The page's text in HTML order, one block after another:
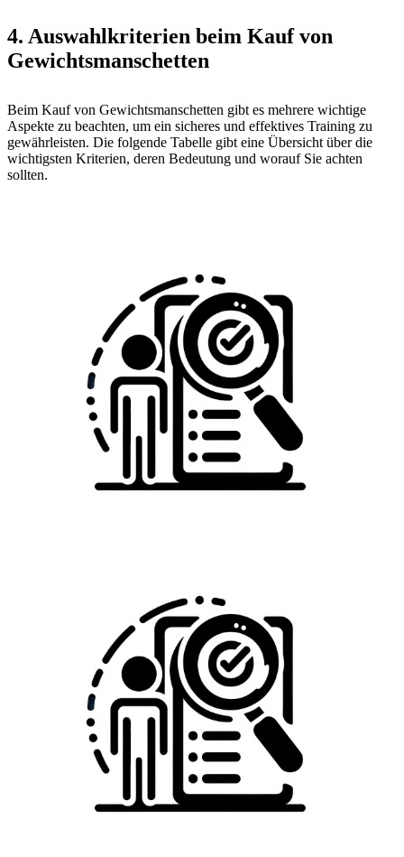
4. Auswahlkriterien beim Kauf von
Gewichtsmanschetten
Beim Kauf von Gewichtsmanschetten gibt es mehrere wichtige
Aspekte zu beachten, um ein sicheres und effektives Training zu
gewährleisten. Die folgende Tabelle gibt eine Übersicht über die
wichtigsten Kriterien, deren Bedeutung und worauf Sie achten
sollten.